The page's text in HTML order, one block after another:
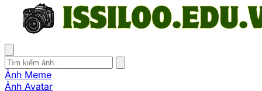
Ảnh Meme
Ảnh Avatar